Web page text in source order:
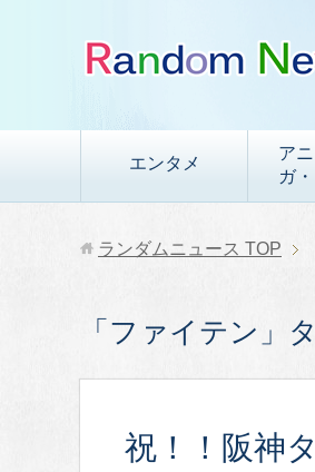
エンタメ
ア
ガ
ランダムニュース TOP
「ファイテン」
祝！！阪神